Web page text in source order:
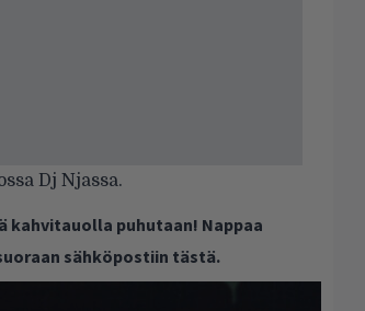
Dj Njassa.
kahvitauolla puhutaan! Nappaa
sähköpostiin tästä.